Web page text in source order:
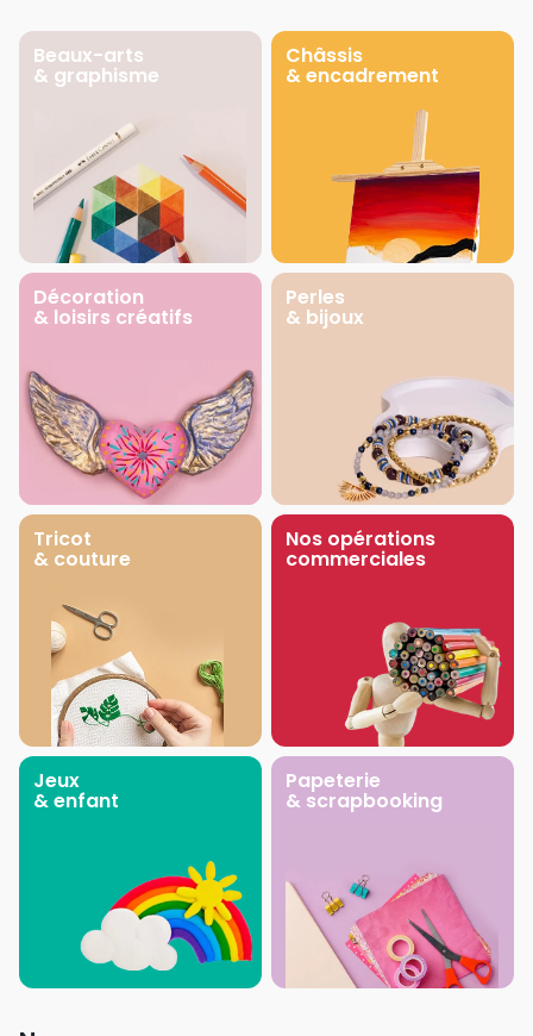
Beaux-arts
& graphisme
Châssis
& encadrement
Décoration
& loisirs créatifs
Perles
& bijoux
Tricot
& couture
Nos opérations
commerciales
Jeux
& enfant
Papeterie
& scrapbooking